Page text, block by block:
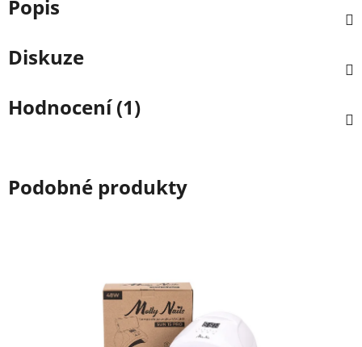
Popis
Diskuze
Hodnocení (1)
Podobné produkty